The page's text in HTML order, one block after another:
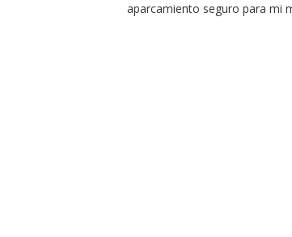
aparcamiento seguro para mi